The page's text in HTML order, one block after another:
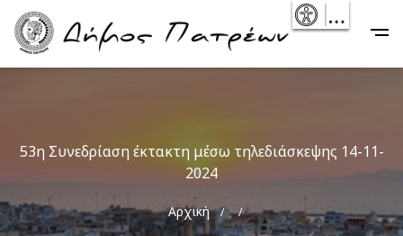
Skip
main
Main
navigation
53η Συνεδρίαση έκτακτη μέσω τηλεδιάσκεψης 14-11-
2024
Breadcrumb
Αρχική